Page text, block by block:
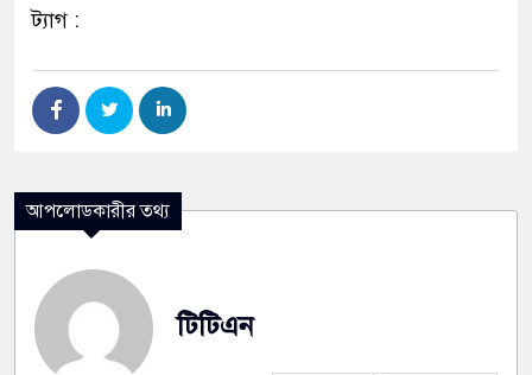
ট্যাগ :
আপলোডকারীর তথ্য
টিটিএন